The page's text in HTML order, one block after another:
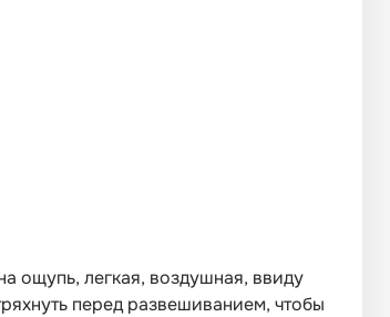
ощупь, легкая, воздушная, ввиду
перед развешиванием, чтобы